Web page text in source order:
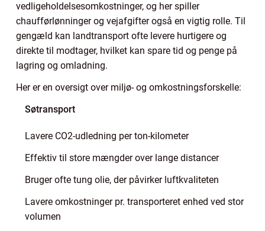
vedligeholdelsesomkostninger, og her spiller
chaufførlønninger og vejafgifter også en vigtig rolle. Til
gengæld kan landtransport ofte levere hurtigere og
direkte til modtager, hvilket kan spare tid og penge på
lagring og omladning.
Her er en oversigt over miljø- og omkostningsforskelle:
Søtransport
Lavere CO2-udledning per ton-kilometer
Effektiv til store mængder over lange distancer
Bruger ofte tung olie, der påvirker luftkvaliteten
Lavere omkostninger pr. transporteret enhed ved stor
volumen